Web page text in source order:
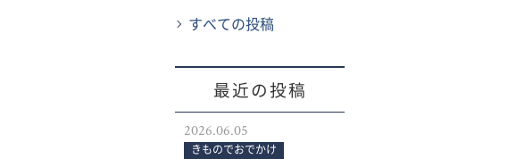
すべての投稿
最近の投稿
2026.06.05
きものでおでかけ